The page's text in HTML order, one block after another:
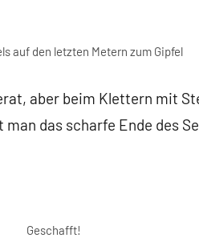
auf den letzten Metern zum Gipfel
aber beim Klettern mit
das scharfe Ende des
Geschafft!